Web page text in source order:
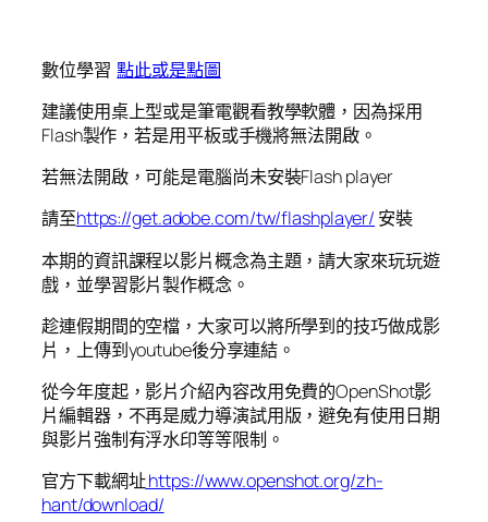
數位學習點此或是點圖
建議使用桌上型或是筆電觀看教學軟體，因為採用
Flash製作，若是用平板或手機將無法開啟。
若無法開啟，可能是電腦尚未安裝Flash player
請至https://get.adobe.com/tw/flashplayer/ 安裝
本期的資訊課程以影片概念為主題，請大家來玩玩遊
戲，並學習影片製作概念。
趁連假期間的空檔，大家可以將所學到的技巧做成影
片，上傳到youtube後分享連結。
從今年度起，影片介紹內容改用免費的OpenShot影
片編輯器，不再是威力導演試用版，避免有使用日期
與影片強制有浮水印等等限制。
官方下載網址https://www.openshot.org/zh-
hant/download/